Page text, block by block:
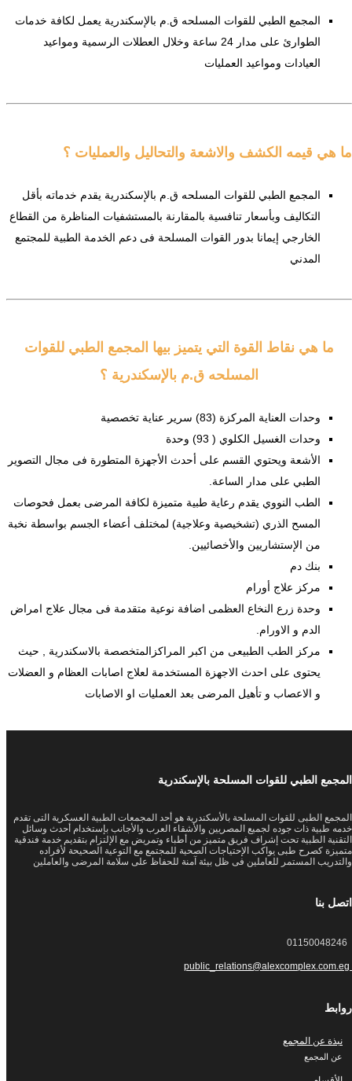
المجمع الطبي للقوات المسلحه ق.م بالإسكندرية يعمل لكافة خدمات
الطوارئ على مدار 24 ساعة وخلال العطلات الرسمية ومواعيد
العيادات ومواعيد العمليات
ما هي قيمه الكشف والاشعة والتحاليل والعمليات ؟
المجمع الطبي للقوات المسلحه ق.م بالإسكندرية يقدم خدماته بأقل
التكاليف وبأسعار تنافسية بالمقارنة بالمستشفيات المناظرة من القطاع
الخارجي إيمانا بدور القوات المسلحة فى دعم الخدمة الطبية للمجتمع
المدني
ما هي نقاط القوة التي يتميز بيها المجمع الطبي للقوات
المسلحه ق.م بالإسكندرية ؟
وحدات العناية المركزة (83) سرير عناية تخصصية
وحدات الغسيل الكلوي ( 93) وحدة
الأشعة ويحتوي القسم على أحدث الأجهزة المتطورة فى مجال التصوير
الطبي على مدار الساعة.
الطب النووي يقدم رعاية طبية متميزة لكافة المرضى بعمل فحوصات
المسح الذري (تشخيصية وعلاجية) لمختلف أعضاء الجسم بواسطة نخبة
من الإستشاريين والأخصائيين.
بنك دم
مركز علاج أورام
وحدة زرع النخاع العظمى اضافة نوعية متقدمة فى مجال علاج امراض
الدم و الاورام.
مركز الطب الطبيعى من اكبر المراكزالمتخصصة بالاسكندرية , حيث
يحتوى على احدث الاجهزة المستخدمة لعلاج اصابات العظام و العضلات
و الاعصاب و تأهيل المرضى بعد العمليات او الاصابات
المجمع الطبي للقوات المسلحة بالإسكندرية
المجمع الطبى للقوات المسلحة بالأسكندرية هو أحد المجمعات الطبية العسكرية التى تقدم
خدمه طبية ذات جوده لجميع المصريين والأشقاء العرب والأجانب بإستخدام أحدث وسائل
التقنية الطبية تحت إشراف فريق متميز من أطباء وتمريض مع الإلتزام بتقديم خدمة فندقية
متميزة كصرح طبى يواكب الإحتياجات الصحية للمجتمع مع التوعية الصحيحة لأفراده
والتدريب المستمر للعاملين فى ظل بيئة آمنة للحفاظ على سلامة المرضى والعاملين
اتصل بنا
روابط
نبذة عن المجمع
عن المجمع